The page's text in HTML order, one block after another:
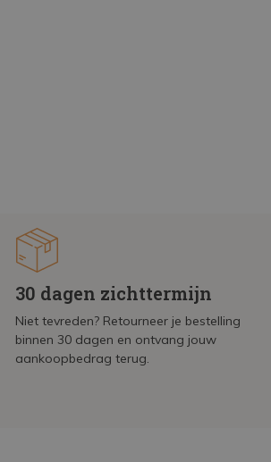
30 dagen zichttermijn
Niet tevreden? Retourneer je bestelling
binnen 30 dagen en ontvang jouw
aankoopbedrag terug.